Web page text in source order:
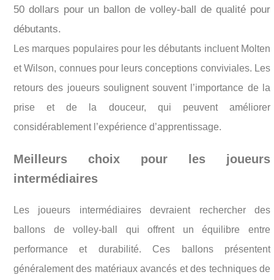
50 dollars pour un ballon de volley-ball de qualité pour
débutants.
Les marques populaires pour les débutants incluent Molten
et Wilson, connues pour leurs conceptions conviviales. Les
retours des joueurs soulignent souvent l’importance de la
prise et de la douceur, qui peuvent améliorer
considérablement l’expérience d’apprentissage.
Meilleurs choix pour les joueurs
intermédiaires
Les joueurs intermédiaires devraient rechercher des
ballons de volley-ball qui offrent un équilibre entre
performance et durabilité. Ces ballons présentent
généralement des matériaux avancés et des techniques de